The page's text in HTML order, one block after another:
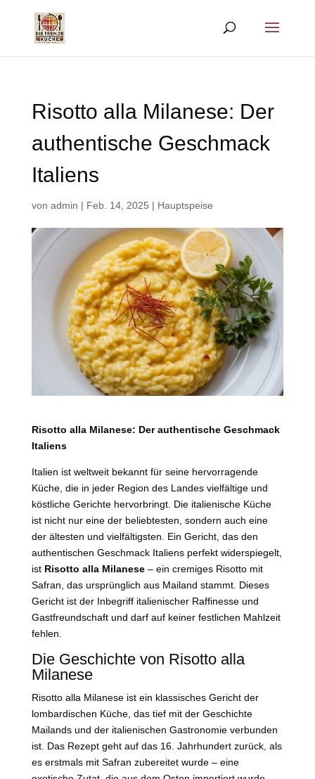
Risotto alla Milanese: Der
authentische Geschmack
Italiens
von admin | Feb. 14, 2025 | Hauptspeise
Risotto alla Milanese: Der authentische Geschmack
Italiens
Italien ist weltweit bekannt für seine hervorragende
Küche, die in jeder Region des Landes vielfältige und
köstliche Gerichte hervorbringt. Die italienische Küche
ist nicht nur eine der beliebtesten, sondern auch eine
der ältesten und vielfältigsten. Ein Gericht, das den
authentischen Geschmack Italiens perfekt widerspiegelt,
ist Risotto alla Milanese– ein cremiges Risotto mit
Safran, das ursprünglich aus Mailand stammt. Dieses
Gericht ist der Inbegriff italienischer Raffinesse und
Gastfreundschaft und darf auf keiner festlichen Mahlzeit
fehlen.
Die Geschichte von Risotto alla
Milanese
Risotto alla Milanese ist ein klassisches Gericht der
lombardischen Küche, das tief mit der Geschichte
Mailands und der italienischen Gastronomie verbunden
ist. Das Rezept geht auf das 16. Jahrhundert zurück, als
es erstmals mit Safran zubereitet wurde – eine